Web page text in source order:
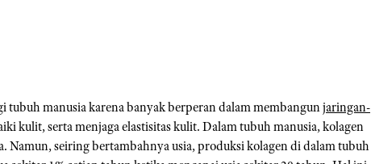
tubuh manusia karena banyak berperan dalam membangunjaringan-
kulit, serta menjaga elastisitas kulit. Dalam tubuh manusia, kolagen
seiring bertambahnya usia, produksi kolagen di dalam tubuh